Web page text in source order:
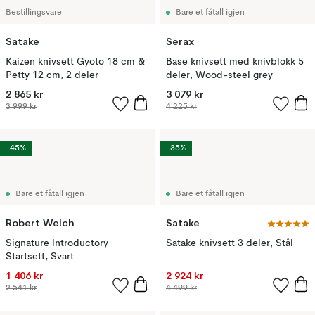
Bestillingsvare
Satake
Kaizen knivsett Gyoto 18 cm &
Petty 12 cm, 2 deler
2 865 kr
3 999 kr
Bare et fåtall igjen
Serax
Base knivsett med knivblokk 5
deler, Wood-steel grey
3 079 kr
4 225 kr
Bare et fåtall igjen
Robert Welch
Signature lntroductory
Startsett, Svart
1 406 kr
2 541 kr
-45%
Bare et fåtall igjen
Satake
Satake knivsett 3 deler, Stål
2 924 kr
4 499 kr
-35%